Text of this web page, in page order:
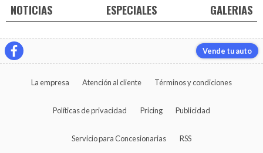
NOTICIAS ESPECIALES GALERIAS
Vende tu auto
La empresa Atención al cliente Términos y condiciones
Políticas de privacidad Pricing Publicidad
Servicio para Concesionarias RSS